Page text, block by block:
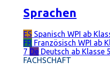
Sprachen
ES Spanisch WPI ab
FR Französisch WPI ab
7 De Deutsch ab Klasse 5
FACHSCHAFT